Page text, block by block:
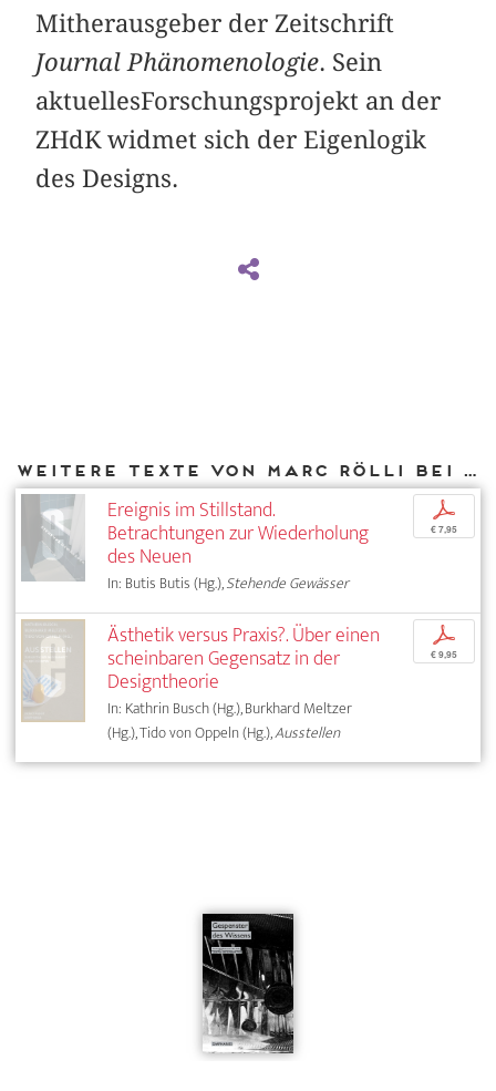
Mitherausgeber der Zeitschrift
Journal Phänomenologie. Sein
aktuellesForschungsprojekt an der
ZHdK widmet sich der Eigenlogik
des Designs.
Weitere Texte von Marc Rölli bei DIAPHANES
Ereignis im Stillstand.
Betrachtungen zur Wiederholung
des Neuen
In: Butis Butis (Hg.),Stehende Gewässer
p
€ 7,95
Ästhetik versus Praxis?. Über einen
scheinbaren Gegensatz in der
Designtheorie
In: Kathrin Busch (Hg.), Burkhard Meltzer
(Hg.), Tido von Oppeln (Hg.),Ausstellen
p
€ 9,95